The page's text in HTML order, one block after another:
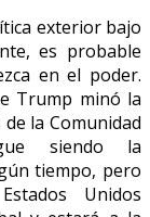
exterior bajo
es probable
en el poder.
Trump minó la
la Comunidad
siendo la
tiempo, pero
Unidos